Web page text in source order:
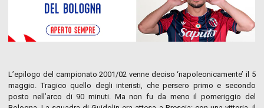
L’epilogo del campionato 2001/02 venne deciso ‘napoleonicamente’ il 5
maggio. Tragico quello degli interisti, che persero primo e secondo
posto nell’arco di 90 minuti. Ma non fu da meno il pomeriggio del